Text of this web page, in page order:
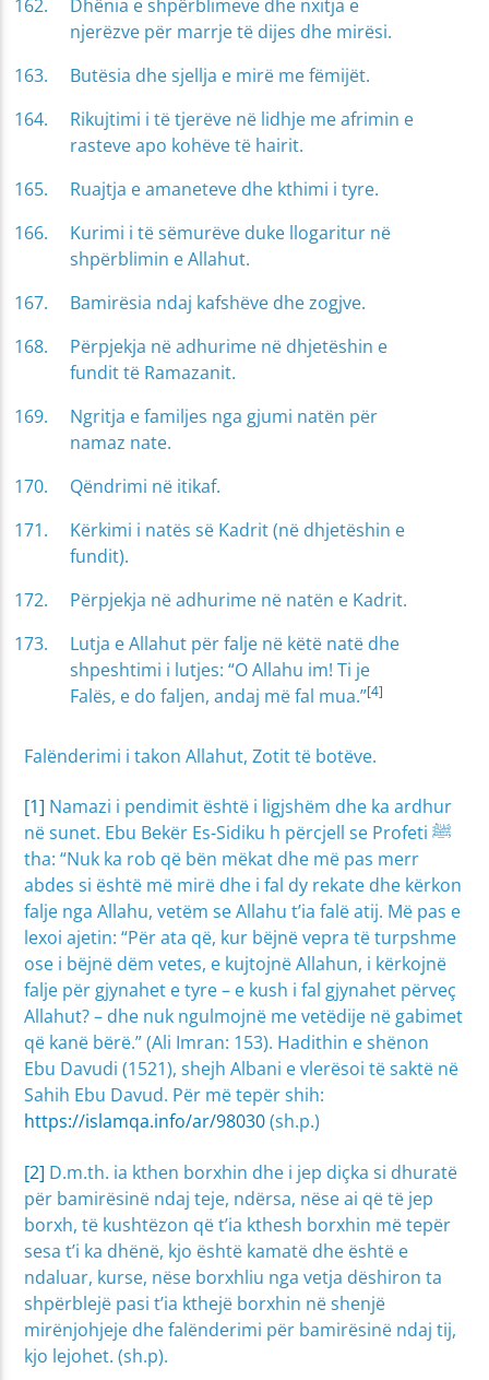
Dhënia e shpërblimeve dhe nxitja e
njerëzve për marrje të dijes dhe mirësi.
Butësia dhe sjellja e mirë me fëmijët.
Rikujtimi i të tjerëve në lidhje me afrimin e
rasteve apo kohëve të hairit.
Ruajtja e amaneteve dhe kthimi i tyre.
Kurimi i të sëmurëve duke llogaritur në
shpërblimin e Allahut.
Bamirësia ndaj kafshëve dhe zogjve.
Përpjekja në adhurime në dhjetëshin e
fundit të Ramazanit.
Ngritja e familjes nga gjumi natën për
namaz nate.
Qëndrimi në itikaf.
Kërkimi i natës së Kadrit (në dhjetëshin e
fundit).
Përpjekja në adhurime në natën e Kadrit.
Lutja e Allahut për falje në këtë natë dhe
shpeshtimi i lutjes: “O Allahu im! Ti je
Falës, e do faljen, andaj më fal mua.”[4]
Falënderimi i takon Allahut, Zotit të botëve.
[1] Namazi i pendimit është i ligjshëm dhe ka ardhur
në sunet. Ebu Bekër Es-Sidiku h përcjell se Profeti ﷺ
tha: “Nuk ka rob që bën mëkat dhe më pas merr
abdes si është më mirë dhe i fal dy rekate dhe kërkon
falje nga Allahu, vetëm se Allahu t’ia falë atij. Më pas e
lexoi ajetin: “Për ata që, kur bëjnë vepra të turpshme
ose i bëjnë dëm vetes, e kujtojnë Allahun, i kërkojnë
falje për gjynahet e tyre – e kush i fal gjynahet përveç
Allahut? – dhe nuk ngulmojnë me vetëdije në gabimet
që kanë bërë.” (Ali Imran: 153). Hadithin e shënon
Ebu Davudi (1521), shejh Albani e vlerësoi të saktë në
Sahih Ebu Davud. Për më tepër shih:
https://islamqa.info/ar/98030(sh.p.)
[2] D.m.th. ia kthen borxhin dhe i jep diçka si dhuratë
për bamirësinë ndaj teje, ndërsa, nëse ai që të jep
borxh, të kushtëzon që t’ia kthesh borxhin më tepër
sesa t’i ka dhënë, kjo është kamatë dhe është e
ndaluar, kurse, nëse borxhliu nga vetja dëshiron ta
shpërblejë pasi t’ia kthejë borxhin në shenjë
mirënjohjeje dhe falënderimi për bamirësinë ndaj tij,
kjo lejohet. (sh.p).